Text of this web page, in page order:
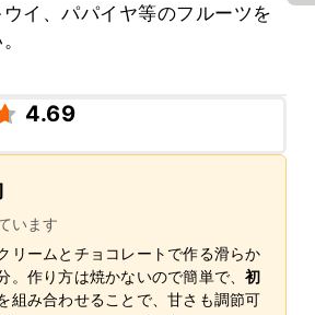
イ、パパイヤ等のフルーツを
4.69
います
リームとチョコレートで作る滑らか
。作り方は焼かないので簡単で、初
組み合わせることで、甘さも調節可